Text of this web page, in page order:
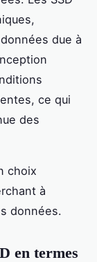
due à
ce qui
des
choix
à
données.
en termes